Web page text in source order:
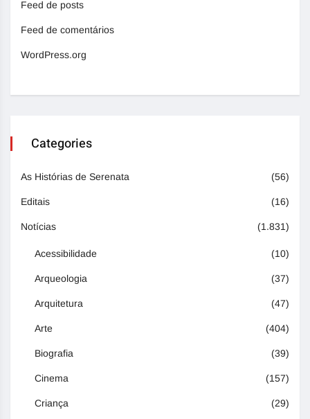
Feed de posts
Feed de comentários
WordPress.org
Categories
As Histórias de Serenata (56)
Editais (16)
Notícias (1.831)
Acessibilidade (10)
Arqueologia (37)
Arquitetura (47)
Arte (404)
Biografia (39)
Cinema (157)
Criança (29)